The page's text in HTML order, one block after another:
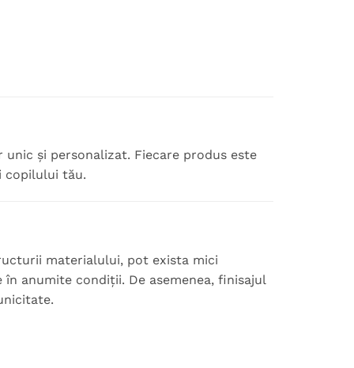
și personalizat. Fiecare produs este
copilului tău.
materialului, pot exista mici
anumite condiții. De asemenea, finisajul